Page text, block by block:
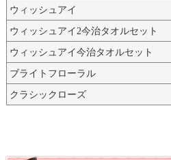
ウィッシュアイ
ウィッシュアイ2今治タオルセット
ウィッシュアイ今治タオルセット
ブライトフローラル
クラシックローズ